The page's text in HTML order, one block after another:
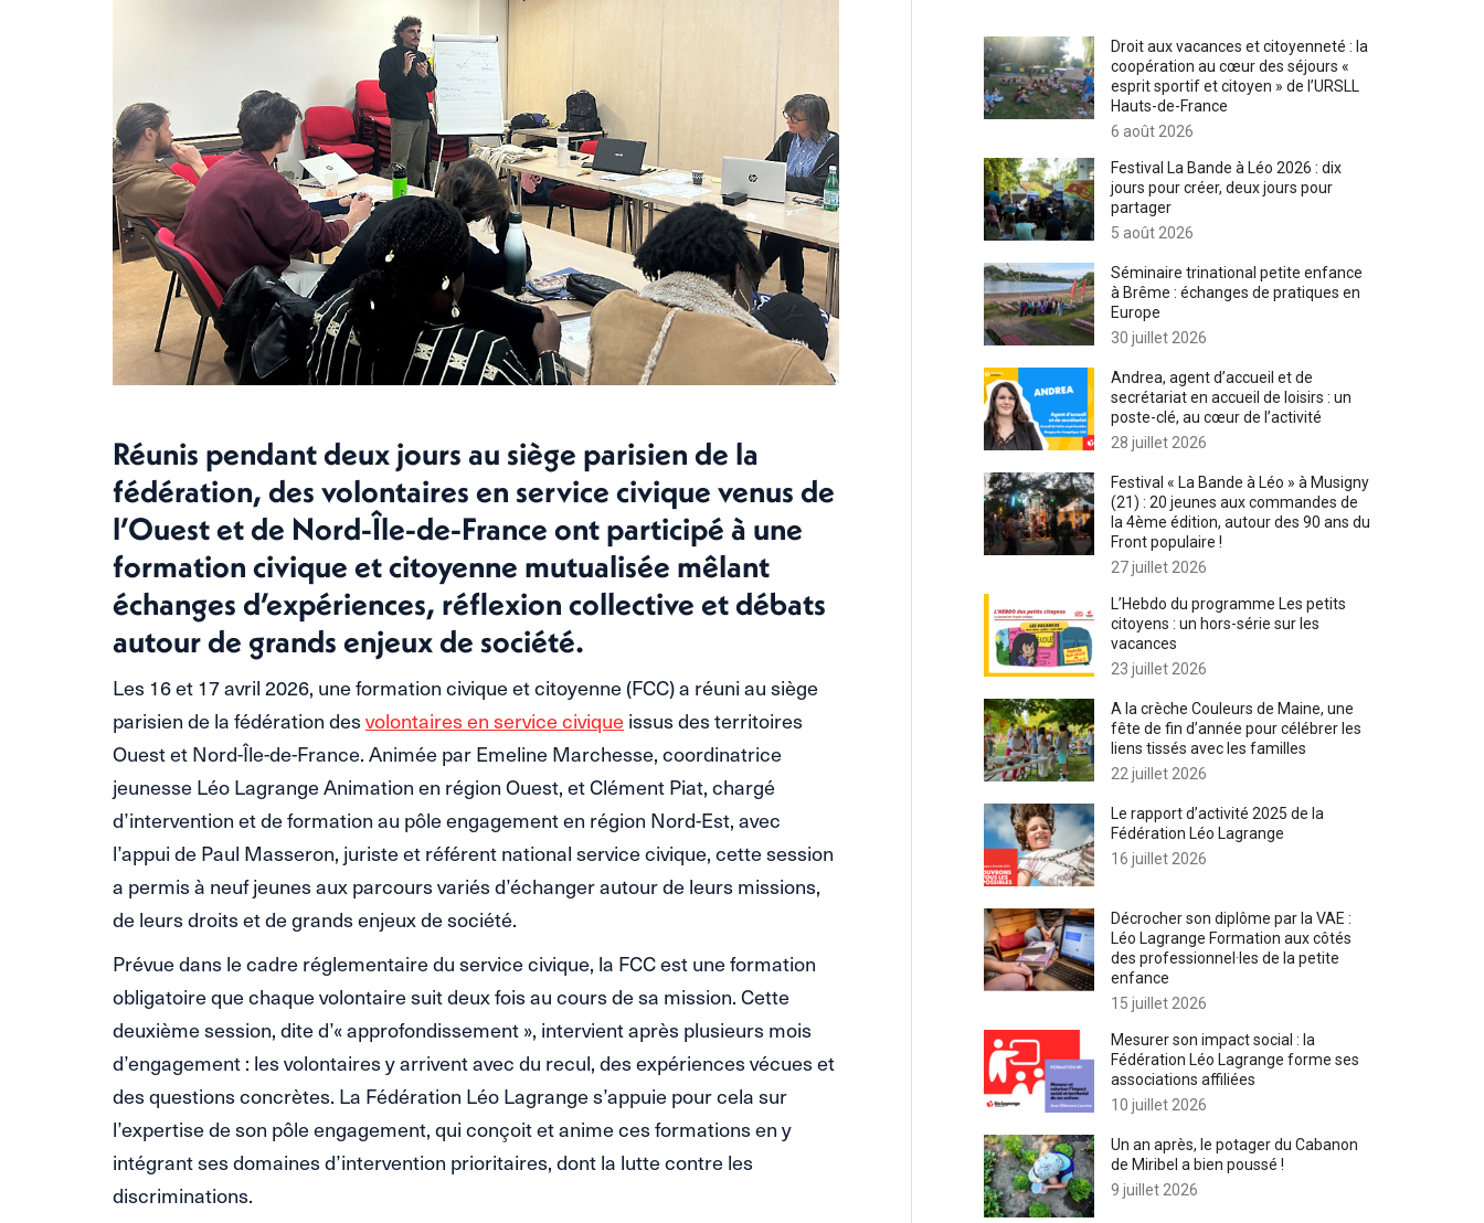
Réunis pendant deux jours au siège parisien de la
fédération, des volontaires en service civique venus de
l’Ouest et de Nord-Île-de-France ont participé à une
formation civique et citoyenne mutualisée mêlant
échanges d’expériences, réflexion collective et débats
autour de grands enjeux de société.
Les 16 et 17 avril 2026, une formation civique et citoyenne (FCC) a réuni au siège
parisien de la fédération desvolontaires en service civique issus des territoires
Ouest et Nord-Île-de-France. Animée par Emeline Marchesse, coordinatrice
jeunesse Léo Lagrange Animation en région Ouest, et Clément Piat, chargé
d’intervention et de formation au pôle engagement en région Nord-Est, avec
l’appui de Paul Masseron, juriste et référent national service civique, cette session
a permis à neuf jeunes aux parcours variés d’échanger autour de leurs missions,
de leurs droits et de grands enjeux de société.
Prévue dans le cadre réglementaire du service civique, la FCC est une formation
obligatoire que chaque volontaire suit deux fois au cours de sa mission. Cette
deuxième session, dite d’« approfondissement », intervient après plusieurs mois
d’engagement : les volontaires y arrivent avec du recul, des expériences vécues et
des questions concrètes. La Fédération Léo Lagrange s’appuie pour cela sur
l’expertise de son pôle engagement, qui conçoit et anime ces formations en y
intégrant ses domaines d’intervention prioritaires, dont la lutte contre les
discriminations.
Droit aux vacances et citoyenneté : la
coopération au cœur des séjours «
esprit sportif et citoyen » de l’URSLL
Hauts-de-France
6 août 2026
Festival La Bande à Léo 2026 : dix
jours pour créer, deux jours pour
partager
5 août 2026
Séminaire trinational petite enfance
à Brême : échanges de pratiques en
Europe
30 juillet 2026
Andrea, agent d’accueil et de
secrétariat en accueil de loisirs : un
poste-clé, au cœur de l’activité
28 juillet 2026
Festival « La Bande à Léo » à Musigny
(21) : 20 jeunes aux commandes de
la 4ème édition, autour des 90 ans du
Front populaire !
27 juillet 2026
L’Hebdo du programme Les petits
citoyens : un hors-série sur les
vacances
23 juillet 2026
A la crèche Couleurs de Maine, une
fête de fin d’année pour célébrer les
liens tissés avec les familles
22 juillet 2026
Le rapport d’activité 2025 de la
Fédération Léo Lagrange
16 juillet 2026
Décrocher son diplôme par la VAE :
Léo Lagrange Formation aux côtés
des professionnel·les de la petite
enfance
15 juillet 2026
Mesurer son impact social : la
Fédération Léo Lagrange forme ses
associations affiliées
10 juillet 2026
Un an après, le potager du Cabanon
de Miribel a bien poussé !
9 juillet 2026